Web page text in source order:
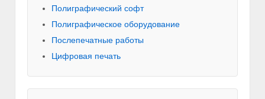
Полиграфический софт
Полиграфическое оборудование
Послепечатные работы
Цифровая печать